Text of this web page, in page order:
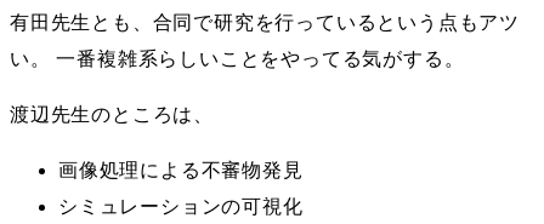
有田先生とも、合同で研究を行っているという点もアツ
い。 一番複雑系らしいことをやってる気がする。
渡辺先生のところは、
画像処理による不審物発見
シミュレーションの可視化